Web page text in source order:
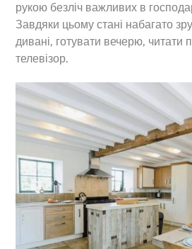
рукою безліч важливих в
Завдяки цьому стані набагато
дивані, готувати вечерю, читати
телевізор.